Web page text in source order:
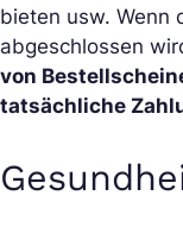
bieten usw. Wenn
abgeschlossen
von
tatsächliche